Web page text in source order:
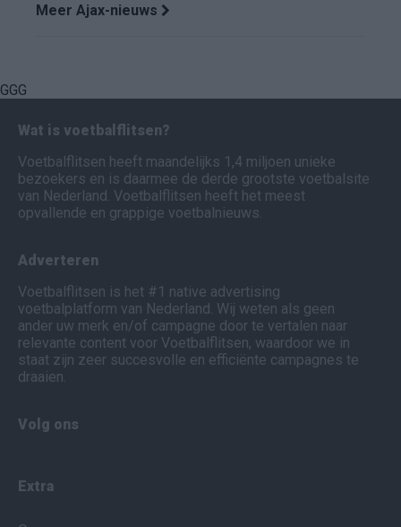
Meer Ajax-nieuws
GGG
Wat is voetbalflitsen?
Voetbalflitsen heeft maandelijks 1,4 miljoen unieke
bezoekers en is daarmee de derde grootste voetbalsite
van Nederland. Voetbalflitsen heeft het meest
opvallende en grappige voetbalnieuws.
Adverteren
Voetbalflitsen is het #1 native advertising
voetbalplatform van Nederland. Wij weten als geen
ander uw merk en/of campagne door te vertalen naar
relevante content voor Voetbalflitsen, waardoor we in
staat zijn zeer succesvolle en efficiënte campagnes te
draaien.
Volg ons
Extra